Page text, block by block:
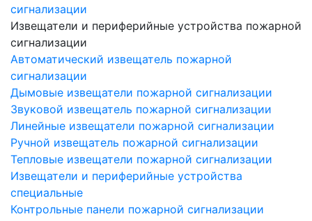
сигнализации
Извещатели и периферийные устройства пожарной
сигнализации
Автоматический извещатель пожарной
сигнализации
Дымовые извещатели пожарной сигнализации
Звуковой извещатель пожарной сигнализации
Линейные извещатели пожарной сигнализации
Ручной извещатель пожарной сигнализации
Тепловые извещатели пожарной сигнализации
Извещатели и периферийные устройства
специальные
Контрольные панели пожарной сигнализации